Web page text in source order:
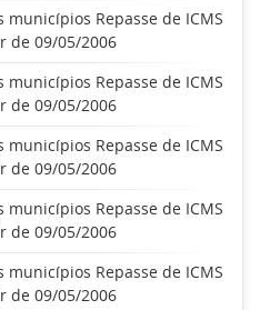
Repasse de ICMS
de 09/05/2006
Repasse de ICMS
de 09/05/2006
Repasse de ICMS
de 09/05/2006
Repasse de ICMS
de 09/05/2006
Repasse de ICMS
de 09/05/2006